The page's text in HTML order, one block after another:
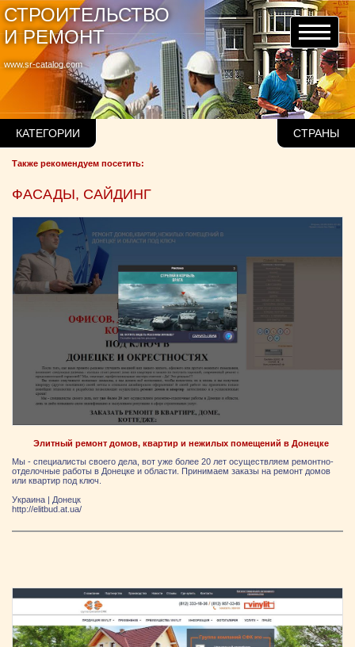
www.sr-catalog.com
СТРОИТЕЛЬСТВО
И РЕМОНТ
КАТЕГОРИИ СТРАНЫ
Также рекомендуем посетить:
ФАСАДЫ, САЙДИНГ
Элитный ремонт домов, квартир и нежилых помещений в Донецке
Мы - специалисты своего дела, вот уже более 20 лет осуществляем ремонтно-
отделочные работы в Донецке и области. Принимаем заказы на ремонт домов
или квартир под ключ.
Украина
Донецк
http://elitbud.at.ua/